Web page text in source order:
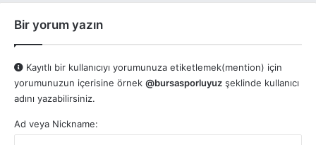
Bir yorum yazın
Kayıtlı bir kullanıcıyı yorumunuza etiketlemek(mention) için
yorumunuzun içerisine örnek @bursasporluyuz şeklinde kullanıcı
adını yazabilirsiniz.
Ad veya Nickname: